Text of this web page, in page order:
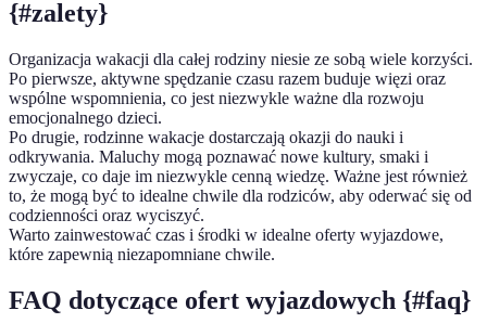
{#zalety}
Organizacja wakacji dla całej rodziny niesie ze sobą wiele korzyści.
Po pierwsze, aktywne spędzanie czasu razem buduje więzi oraz
wspólne wspomnienia, co jest niezwykle ważne dla rozwoju
emocjonalnego dzieci.
Po drugie, rodzinne wakacje dostarczają okazji do nauki i
odkrywania. Maluchy mogą poznawać nowe kultury, smaki i
zwyczaje, co daje im niezwykle cenną wiedzę. Ważne jest również
to, że mogą być to idealne chwile dla rodziców, aby oderwać się od
codzienności oraz wyciszyć.
Warto zainwestować czas i środki w idealne oferty wyjazdowe,
które zapewnią niezapomniane chwile.
FAQ dotyczące ofert wyjazdowych {#faq}